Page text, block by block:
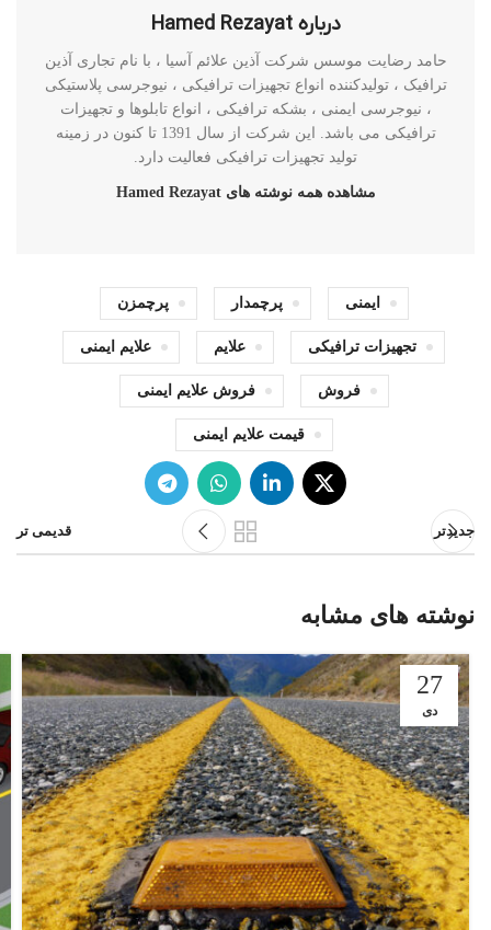
درباره Hamed Rezayat
حامد رضایت موسس شرکت آذین علائم آسیا ، با نام تجاری آذین
ترافیک ، تولیدکننده انواع تجهیزات ترافیکی ، نیوجرسی پلاستیکی
، نیوجرسی ایمنی ، بشکه ترافیکی ، انواع تابلوها و تجهیزات
ترافیکی می باشد. این شرکت از سال 1391 تا کنون در زمینه
تولید تجهیزات ترافیکی فعالیت دارد.
مشاهده همه نوشته های Hamed Rezayat
ایمنی پرچمدار پرچمزن
تجهیزات ترافیکی علایم علایم ایمنی
فروش فروش علایم ایمنی
قیمت علایم ایمنی
جدیدتر قدیمی تر
نوشته های مشابه
27
دی